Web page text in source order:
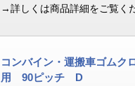
→詳しくは商品詳細をご覧く
コンバイン・運搬車ゴムク
用 90ピッチ D